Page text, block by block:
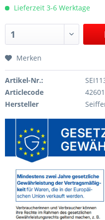
Lieferzeit 3-6 Werktage
Merken
Artikel-Nr.:
Articlecode
Hersteller